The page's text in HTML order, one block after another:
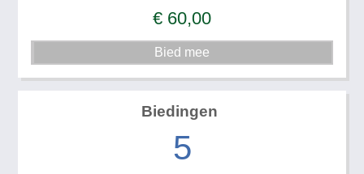
€ 60,00
Biedingen
5